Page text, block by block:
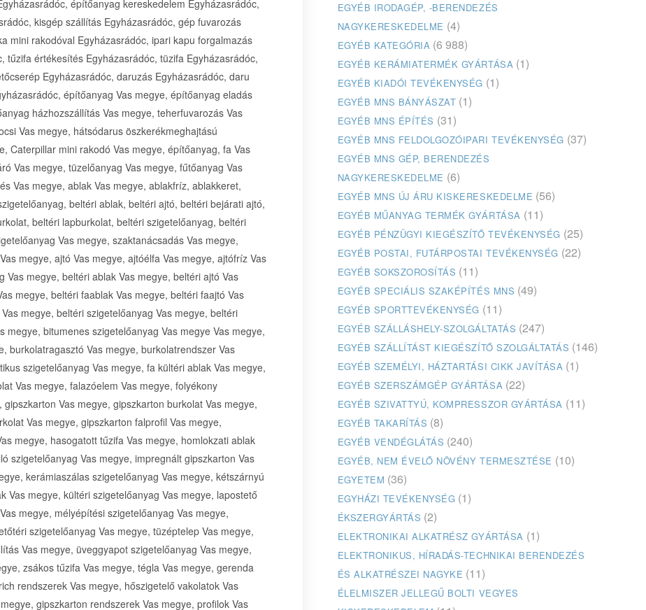
EGYÉB IRODAGÉP, -BERENDEZÉS
NAGYKERESKEDELME (4)
EGYÉB KATEGÓRIA (6 988)
EGYÉB KERÁMIATERMÉK GYÁRTÁSA (1)
EGYÉB KIADÓI TEVÉKENYSÉG (1)
EGYÉB MNS BÁNYÁSZAT (1)
EGYÉB MNS ÉPÍTÉS (31)
EGYÉB MNS FELDOLGOZÓIPARI TEVÉKENYSÉG (37)
EGYÉB MNS GÉP, BERENDEZÉS
NAGYKERESKEDELME (6)
EGYÉB MNS ÚJ ÁRU KISKERESKEDELME (56)
EGYÉB MŰANYAG TERMÉK GYÁRTÁSA (11)
EGYÉB PÉNZÜGYI KIEGÉSZÍTŐ TEVÉKENYSÉG (25)
EGYÉB POSTAI, FUTÁRPOSTAI TEVÉKENYSÉG (22)
EGYÉB SOKSZOROSÍTÁS (11)
EGYÉB SPECIÁLIS SZAKÉPÍTÉS MNS (49)
EGYÉB SPORTTEVÉKENYSÉG (11)
EGYÉB SZÁLLÁSHELY-SZOLGÁLTATÁS (247)
EGYÉB SZÁLLÍTÁST KIEGÉSZÍTŐ SZOLGÁLTATÁS (146)
EGYÉB SZEMÉLYI, HÁZTARTÁSI CIKK JAVÍTÁSA (1)
EGYÉB SZERSZÁMGÉP GYÁRTÁSA (22)
EGYÉB SZIVATTYÚ, KOMPRESSZOR GYÁRTÁSA (11)
EGYÉB TAKARÍTÁS (8)
EGYÉB VENDÉGLÁTÁS (240)
EGYÉB, NEM ÉVELŐ NÖVÉNY TERMESZTÉSE (10)
EGYETEM (36)
EGYHÁZI TEVÉKENYSÉG (1)
ÉKSZERGYÁRTÁS (2)
ELEKTRONIKAI ALKATRÉSZ GYÁRTÁSA (1)
ELEKTRONIKUS, HÍRADÁS-TECHNIKAI BERENDEZÉS
ÉS ALKATRÉSZEI NAGYKE (11)
ÉLELMISZER JELLEGŰ BOLTI VEGYES